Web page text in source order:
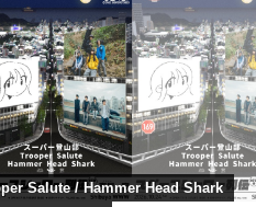
Salute / Hammer Head Shark